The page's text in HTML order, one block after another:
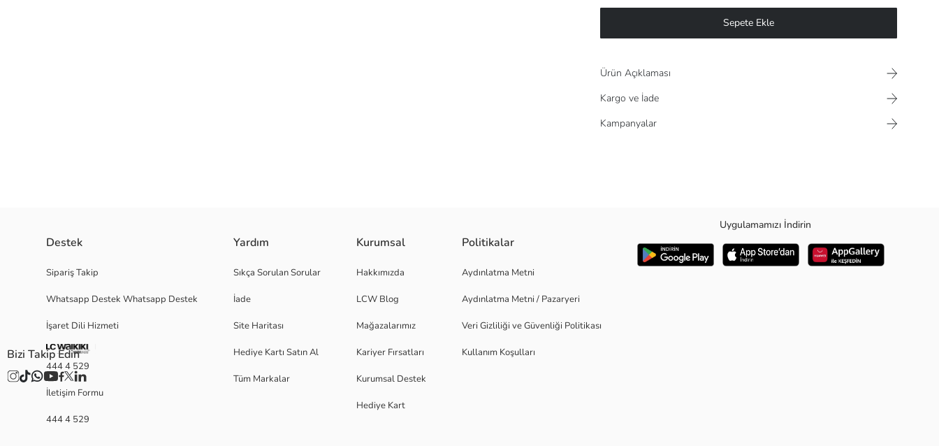
Sepete Ekle
Ürün Açıklaması
Kargo ve İade
Kampanyalar
Marka : Buratti Model : Polar Sezon : Sonbahar/Kış Desen : Desensiz/Düz Materyal : % 100 Polyester Yaka Bilgisi : Fermuarlı Dik Yaka Kol Bilgisi : Uzun Kol Kalıp Bilgisi : Slim Fit Detay : -Standart uzunluk, orta-Tam ve
rahat bir uyum sağlayan elastik alt kenar ve manşetler Manken Ölçüsü : Boy : 1.88 cm / Göğüs : 100 cm / Bel : 81 cm / Basen : 101 cm / Beden : M Üretim Yeri : Türkiye
Cinsiyet:
Kalıp:
Destek
Sipariş Takip
Whatsapp Destek Whatsapp Destek
İşaret Dili Hizmeti
444 4 529
İletişim Formu
444 4 529
Yardım
Sıkça Sorulan Sorular
İade
Site Haritası
Hediye Kartı Satın Al
Tüm Markalar
Kurumsal
Hakkımızda
LCW Blog
Mağazalarımız
Kariyer Fırsatları
Kurumsal Destek
Hediye Kart
Politikalar
Aydınlatma Metni
Aydınlatma Metni / Pazaryeri
Veri Gizliliği ve Güvenliği Politikası
Kullanım Koşulları
Uygulamamızı İndirin
Bizi Takip Edin